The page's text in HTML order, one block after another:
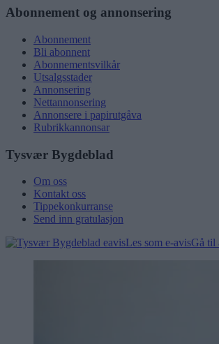
Abonnement og annonsering
Abonnement
Bli abonnent
Abonnementsvilkår
Utsalgsstader
Annonsering
Nettannonsering
Annonsere i papirutgåva
Rubrikkannonsar
Tysvær Bygdeblad
Om oss
Kontakt oss
Tippekonkurranse
Send inn gratulasjon
Les som e-avisGå til